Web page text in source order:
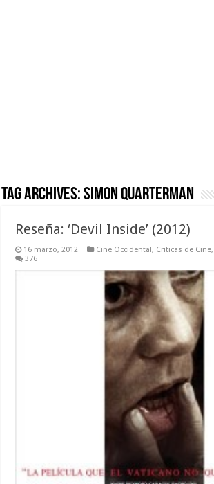
Tag Archives:Simon Quarterman
Reseña: ‘Devil Inside’ (2012)
16 marzo, 2012 Cine Occidental, Criticas de Cine,
376